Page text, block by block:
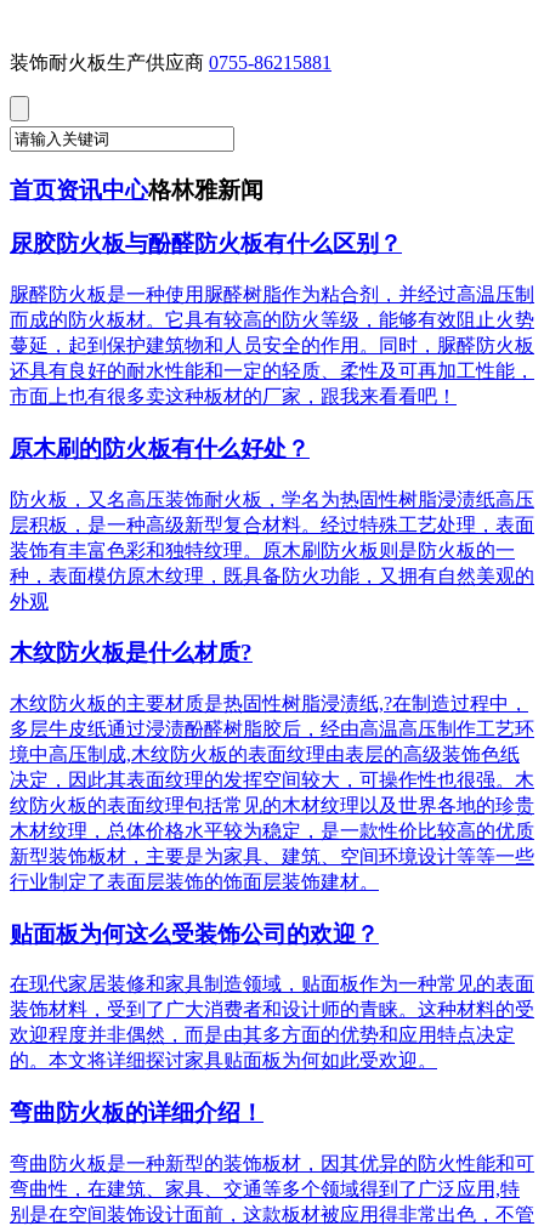
装饰耐火板生产供应商 0755-86215881
首页资讯中心格林雅新闻
尿胶防火板与酚醛防火板有什么区别？
脲醛防火板是一种使用脲醛树脂作为粘合剂，并经过高温压制
而成的防火板材。它具有较高的防火等级，能够有效阻止火势
蔓延，起到保护建筑物和人员安全的作用。同时，脲醛防火板
还具有良好的耐水性能和一定的轻质、柔性及可再加工性能，
市面上也有很多卖这种板材的厂家，跟我来看看吧！
原木刷的防火板有什么好处？
防火板，又名高压装饰耐火板，学名为热固性树脂浸渍纸高压
层积板，是一种高级新型复合材料。经过特殊工艺处理，表面
装饰有丰富色彩和独特纹理。原木刷防火板则是防火板的一
种，表面模仿原木纹理，既具备防火功能，又拥有自然美观的
外观
木纹防火板是什么材质?
木纹防火板的主要材质是热固性树脂浸渍纸,?在制造过程中，
多层牛皮纸通过浸渍酚醛树脂胶后，经由高温高压制作工艺环
境中高压制成,木纹防火板的表面纹理由表层的高级装饰色纸
决定，因此其表面纹理的发挥空间较大，可操作性也很强。木
纹防火板的表面纹理包括常见的木材纹理以及世界各地的珍贵
木材纹理，总体价格水平较为稳定，是一款性价比较高的优质
新型装饰板材，主要是为家具、建筑、空间环境设计等等一些
行业制定了表面层装饰的饰面层装饰建材。
贴面板为何这么受装饰公司的欢迎？
在现代家居装修和家具制造领域，贴面板作为一种常见的表面
装饰材料，受到了广大消费者和设计师的青睐。这种材料的受
欢迎程度并非偶然，而是由其多方面的优势和应用特点决定
的。本文将详细探讨家具贴面板为何如此受欢迎。
弯曲防火板的详细介绍！
弯曲防火板是一种新型的装饰板材，因其优异的防火性能和可
弯曲性，在建筑、家具、交通等多个领域得到了广泛应用,特
别是在空间装饰设计面前，这款板材被应用得非常出色，不管